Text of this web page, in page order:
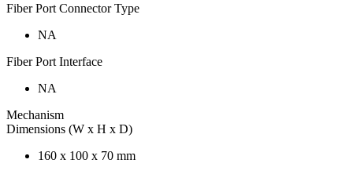
Fiber Port Connector Type
NA
Fiber Port Interface
NA
Mechanism
Dimensions (W x H x D)
160 x 100 x 70 mm